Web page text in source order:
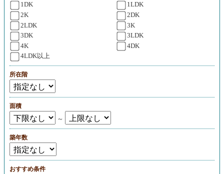
1DK
1LDK
2K
2DK
2LDK
3K
3DK
3LDK
4K
4DK
4LDK以上
所在階
面積
～
築年数
おすすめ条件